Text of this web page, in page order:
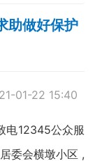
助做好保护
01-22 15:40
电12345公众服
委会横墩小区 ,